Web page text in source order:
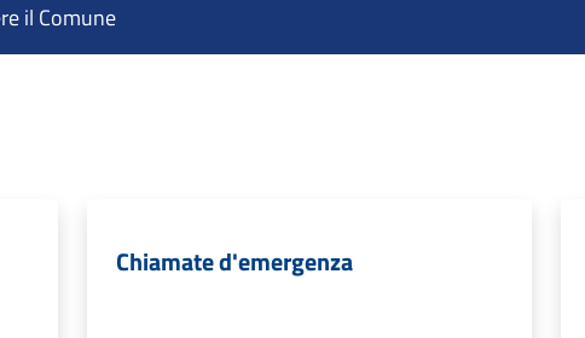
il Comune
Chiamate d'emergenza